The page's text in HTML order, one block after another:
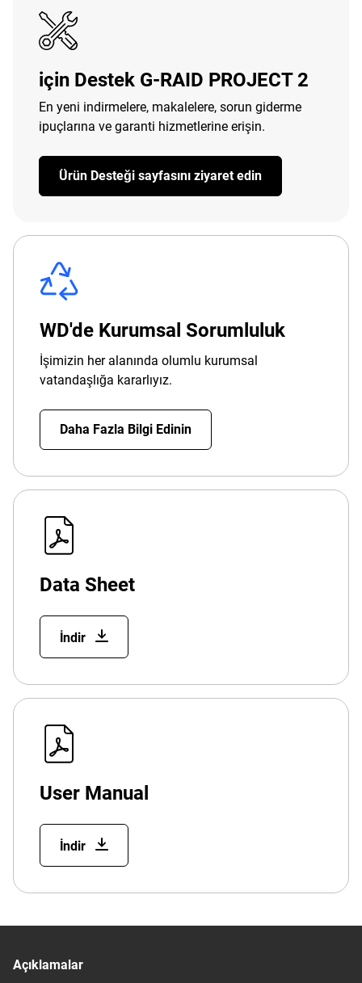
için Destek G-RAID PROJECT 2
En yeni indirmelere, makalelere, sorun giderme
ipuçlarına ve garanti hizmetlerine erişin.
Ürün Desteği sayfasını ziyaret edin
WD'de Kurumsal Sorumluluk
İşimizin her alanında olumlu kurumsal
vatandaşlığa kararlıyız.
Daha Fazla Bilgi Edinin
Data Sheet
İndir
User Manual
İndir
Açıklamalar